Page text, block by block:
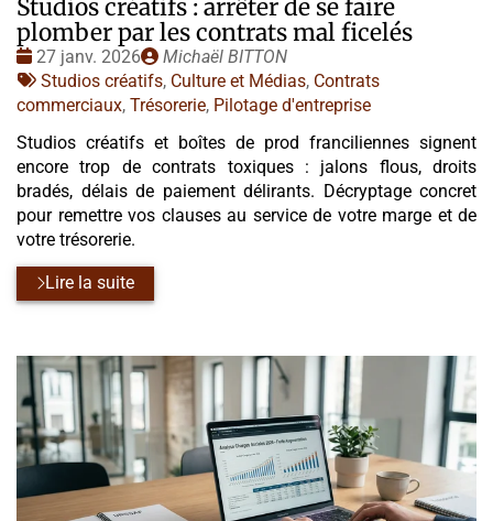
Studios créatifs : arrêter de se faire
plomber par les contrats mal ficelés
Date
:
27 janv. 2026
Publié
par
Michaël BITTON
Tags
:
Studios créatifs, Culture et Médias, Contrats
commerciaux, Trésorerie, Pilotage d'entreprise
Studios créatifs et boîtes de prod franciliennes signent
encore trop de contrats toxiques : jalons flous, droits
bradés, délais de paiement délirants. Décryptage concret
pour remettre vos clauses au service de votre marge et de
votre trésorerie.
Lire la suite